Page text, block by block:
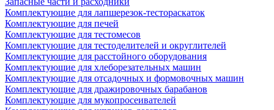
Комплектующие для лапшерезок-тестораскаток
Комплектующие для печей
Комплектующие для тестомесов
Комплектующие для тестоделителей и округлителей
Комплектующие для расстойного оборудования
Комплектующие для хлеборезательных машин
Комплектующие для отсадочных и формовочных машин
Комплектующие для дражировочных барабанов
Комплектующие для мукопросеивателей